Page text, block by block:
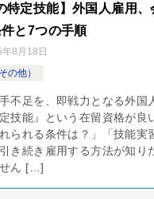
特定技能】外国人雇用
と7つの手順
8月18日
の他）
手不足を、即戦力となる外国
技能』という在留資格が良
られる条件は？」「技能実
き続き雇用する方法が知り
ん […]